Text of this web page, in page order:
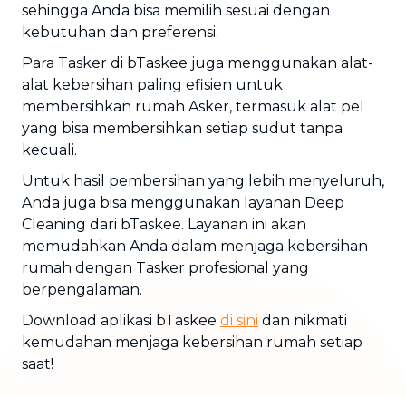
sehingga Anda bisa memilih sesuai dengan
kebutuhan dan preferensi.
Para Tasker di bTaskee juga menggunakan alat-
alat kebersihan paling efisien untuk
membersihkan rumah Asker, termasuk alat pel
yang bisa membersihkan setiap sudut tanpa
kecuali.
Untuk hasil pembersihan yang lebih menyeluruh,
Anda juga bisa menggunakan layanan Deep
Cleaning dari bTaskee. Layanan ini akan
memudahkan Anda dalam menjaga kebersihan
rumah dengan Tasker profesional yang
berpengalaman.
Download aplikasi bTaskee di sini dan nikmati
kemudahan menjaga kebersihan rumah setiap
saat!